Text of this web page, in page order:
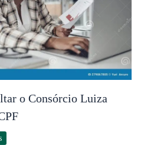
o Consórcio Luiza